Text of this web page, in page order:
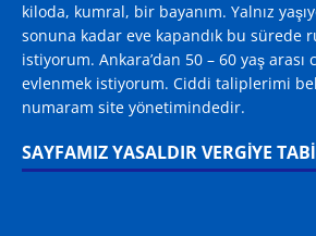
kiloda, kumral, bir bayanım. Yalnız
sonuna kadar eve kapandık bu sürede
istiyorum. Ankara’dan 50 – 60 yaş
evlenmek istiyorum. Ciddi taliplerimi
numaram site yönetimindedir.
SAYFAMIZ YASALDIR VERGİYE